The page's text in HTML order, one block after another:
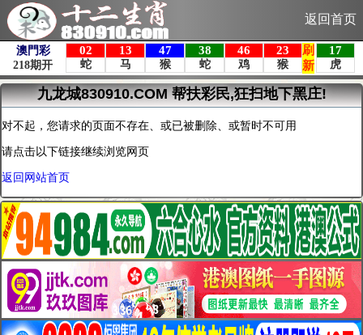
返回首页
九龙城830910.COM 帮扶彩民,狂扫地下黑庄!
对不起，您请求的页面不存在、或已被删除、或暂时不可用
请点击以下链接继续浏览网页
返回网站首页